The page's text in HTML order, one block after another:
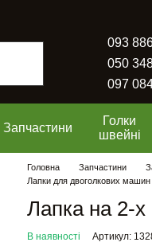
093
050
097
Запчастини
Голки
швейні
Головна Запчастини
Лапки для двоголкових машин
Лапка на 2-
В наявності Артикул: